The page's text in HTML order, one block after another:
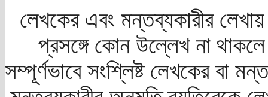
লেখকের এবং মন্তব্যকারীর
প্রসঙ্গে কোন উল্লেখ না
সম্পূর্ণভাবে সংশ্লিষ্ট লেখকের বা